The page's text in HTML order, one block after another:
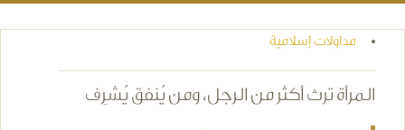
مداولات إسلامية
المرأة ترث أكثر من الرجل، ومن يُنفق يُشرِف